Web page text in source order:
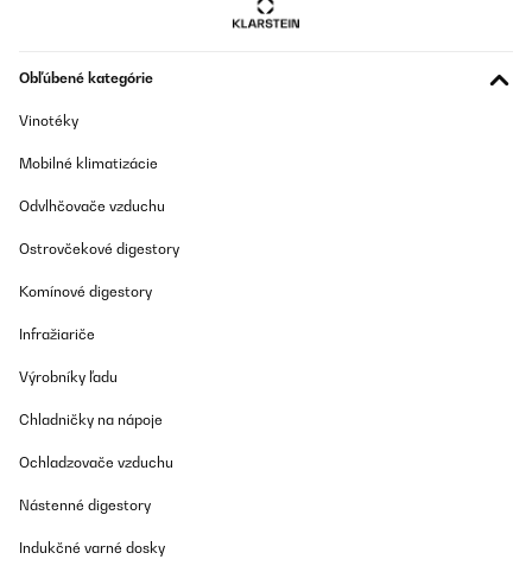
Obľúbené kategórie
Vinotéky
Mobilné klimatizácie
Odvlhčovače vzduchu
Ostrovčekové digestory
Komínové digestory
Infražiariče
Výrobníky ľadu
Chladničky na nápoje
Ochladzovače vzduchu
Nástenné digestory
Indukčné varné dosky